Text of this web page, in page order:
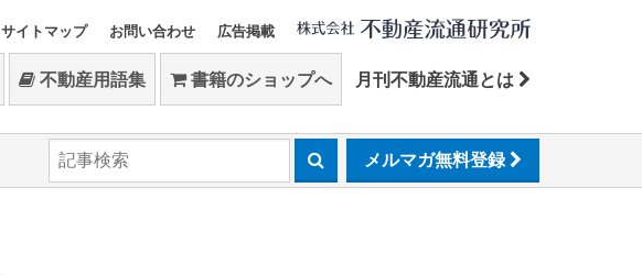
サイトマップ お問い合わせ 広告掲載
不動産用語集 書籍のショップへ 月刊不動産流通とは
メルマガ無料登録